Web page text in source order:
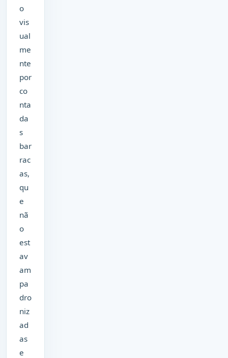
o
vis
ual
me
nte
por
co
nta
da
s
bar
rac
as,
qu
e
nã
o
est
av
am
pa
dro
niz
ad
as
e